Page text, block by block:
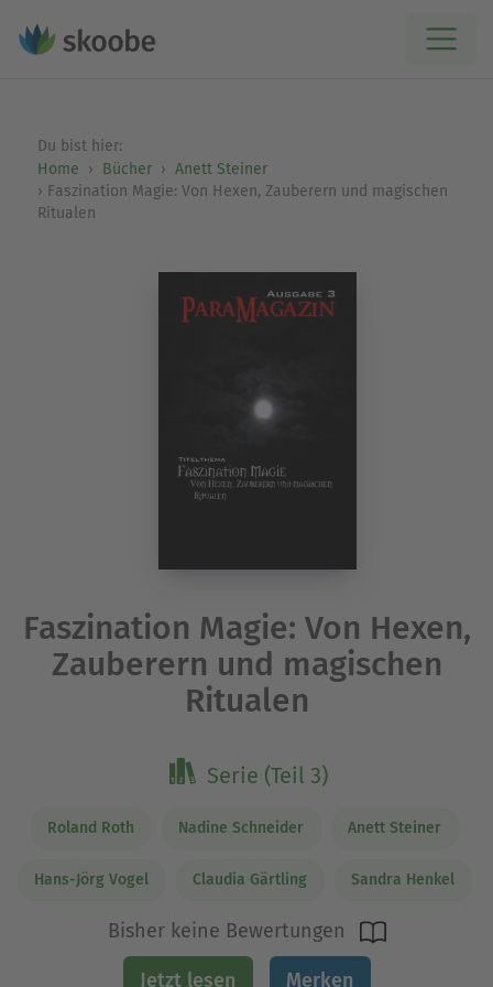
Du bist hier:
Home
Bücher
Anett Steiner
Faszination Magie: Von Hexen, Zauberern und magischen
Ritualen
Faszination Magie: Von Hexen,
Zauberern und magischen
Ritualen
Serie (Teil 3)
Roland Roth Nadine Schneider Anett Steiner
Hans-Jörg Vogel Claudia Gärtling Sandra Henkel
Bisher keine Bewertungen
Jetzt lesen Merken